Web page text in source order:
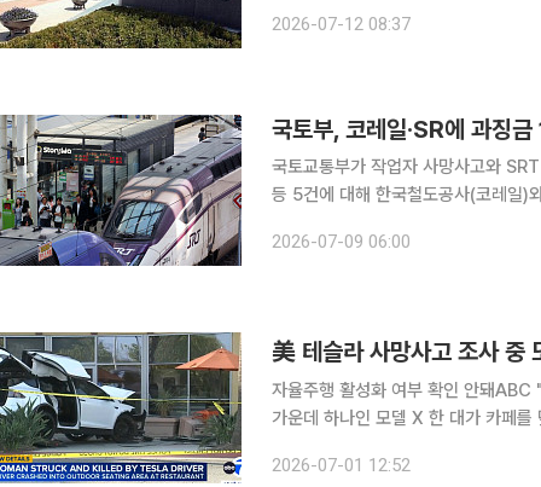
경제동향 △민생안정지원단, 민생물
2026-07-12 08:37
국토교통부가 작업자 사망사고와
등 5건에 대해 한국철도공사(코레일)와
2026-07-09 06:00
美 테슬라 사망사고 조사
자율주행 활성화 여부 확인 안돼ABC "테슬라 안정성 우
가운데 하나인 모델 X 한 대가 카페
간) ABC방송에 따르면, 전날 오후 캘
2026-07-01 12:52